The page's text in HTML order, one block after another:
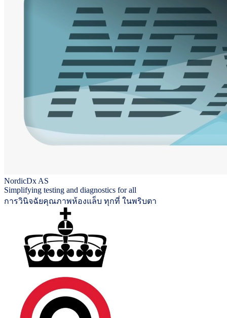
NordicDx AS
Simplifying testing and diagnostics for all
การวินิจฉัยคุณภาพห้องแล็บ ทุกที่ ในพริบตา